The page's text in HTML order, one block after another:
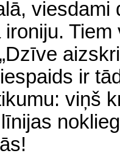
Tiem
ir
viņš